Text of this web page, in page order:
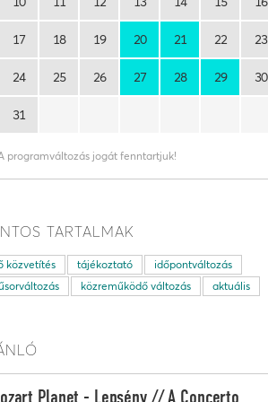
17 18 19 20 21 22 23
24 25 26 27 28 29 30
31
programváltozás jogát fenntartjuk!
TARTALMAK
közvetítés tájékoztató
időpontváltozás
közreműködő változás aktuális